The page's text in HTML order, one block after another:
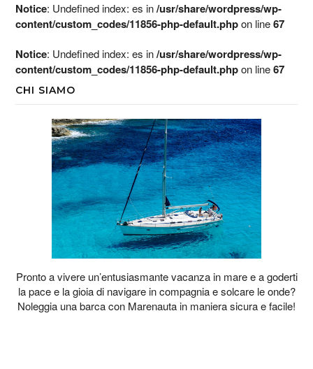
Notice: Undefined index: es in/usr/share/wordpress/wp-
content/custom_codes/11856-php-default.phpon line67
Notice: Undefined index: es in/usr/share/wordpress/wp-
content/custom_codes/11856-php-default.phpon line67
CHI SIAMO
Pronto a vivere un’entusiasmante vacanza in mare e a goderti
la pace e la gioia di navigare in compagnia e solcare le onde?
Noleggia una barca con Marenauta in maniera sicura e facile!